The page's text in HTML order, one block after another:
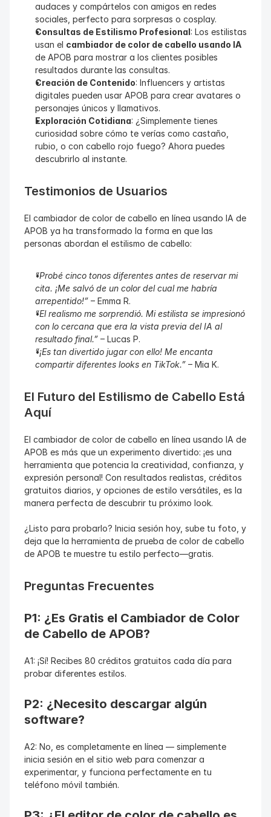
audaces y compártelos con amigos en redes
sociales, perfecto para sorpresas o cosplay.
Consultas de Estilismo Profesional: Los estilistas
usan el cambiador de color de cabello usando IA
de APOB para mostrar a los clientes posibles
resultados durante las consultas.
Creación de Contenido: Influencers y artistas
digitales pueden usar APOB para crear avatares o
personajes únicos y llamativos.
Exploración Cotidiana: ¿Simplemente tienes
curiosidad sobre cómo te verías como castaño,
rubio, o con cabello rojo fuego? Ahora puedes
descubrirlo al instante.
Testimonios de Usuarios
El cambiador de color de cabello en línea usando IA de
APOB ya ha transformado la forma en que las
personas abordan el estilismo de cabello:
“Probé cinco tonos diferentes antes de reservar mi
cita. ¡Me salvó de un color del cual me habría
arrepentido!” – Emma R.
“El realismo me sorprendió. Mi estilista se impresionó
con lo cercana que era la vista previa del IA al
resultado final.” – Lucas P.
“¡Es tan divertido jugar con ello! Me encanta
compartir diferentes looks en TikTok.” – Mia K.
El Futuro del Estilismo de Cabello Está
Aquí
El cambiador de color de cabello en línea usando IA de
APOB es más que un experimento divertido: ¡es una
herramienta que potencia la creatividad, confianza, y
expresión personal! Con resultados realistas, créditos
gratuitos diarios, y opciones de estilo versátiles, es la
manera perfecta de descubrir tu próximo look.
¿Listo para probarlo? Inicia sesión hoy, sube tu foto, y
deja que la herramienta de prueba de color de cabello
de APOB te muestre tu estilo perfecto—gratis.
Preguntas Frecuentes
P1: ¿Es Gratis el Cambiador de Color
de Cabello de APOB?
A1: ¡Sí! Recibes 80 créditos gratuitos cada día para
probar diferentes estilos.
P2: ¿Necesito descargar algún
software?
A2: No, es completamente en línea — simplemente
inicia sesión en el sitio web para comenzar a
experimentar, y funciona perfectamente en tu
teléfono móvil también.